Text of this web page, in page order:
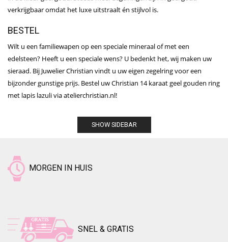
verkrijgbaar omdat het luxe uitstraalt én stijlvol is.
BESTEL
Wilt u een familiewapen op een speciale mineraal of met een
edelsteen? Heeft u een speciale wens? U bedenkt het, wij maken uw
sieraad. Bij Juwelier Christian vindt u uw eigen zegelring voor een
bijzonder gunstige prijs. Bestel uw Christian 14 karaat geel gouden ring
met lapis lazuli via atelierchristian.nl!
SHOW SIDEBAR
MORGEN IN HUIS
SNEL & GRATIS